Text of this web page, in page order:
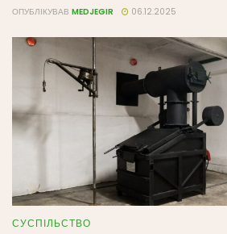
ОПУБЛІКУВАВ MEDJEGIR 06.12.2025
СУСПІЛЬСТВО